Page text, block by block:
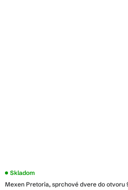
Mexen Pretoria, sprchové dvere do otvoru
Priemerné
produktu
Skladom